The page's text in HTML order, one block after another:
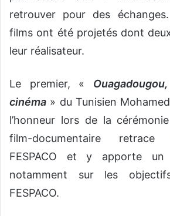
retrouver pour des
films ont été projetés dont
leur réalisateur.
Le premier, «
cinéma » du Tunisien
l’honneur lors de la
film-documentaire retrace
FESPACO et y apporte un
notamment sur les
FESPACO.